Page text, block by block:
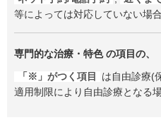
等によっては対応していない場
専門的な治療・特色の項目の、
「※」がつく項目
は自由診療(
適用制限により自由診療となる